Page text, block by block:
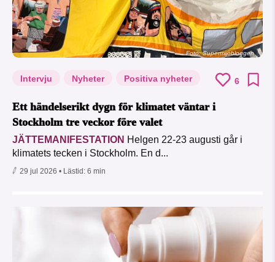
Foto: Supermijöbloggen
Intervju Nyheter Positiva nyheter 6
Ett händelserikt dygn för klimatet väntar i
Stockholm tre veckor före valet
JÄTTEMANIFESTATION Helgen 22-23 augusti går i
klimatets tecken i Stockholm. En d...
29 jul 2026 • Lästid: 6 min